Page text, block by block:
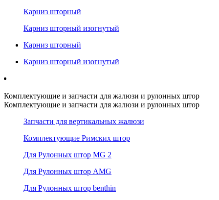
Карниз шторный
Карниз шторный изогнутый
Карниз шторный
Карниз шторный изогнутый
Комплектующие и запчасти для жалюзи и рулонных штор
Комплектующие и запчасти для жалюзи и рулонных штор
Запчасти для вертикальных жалюзи
Комплектующие Римских штор
Для Рулонных штор MG 2
Для Рулонных штор AMG
Для Рулонных штор benthin